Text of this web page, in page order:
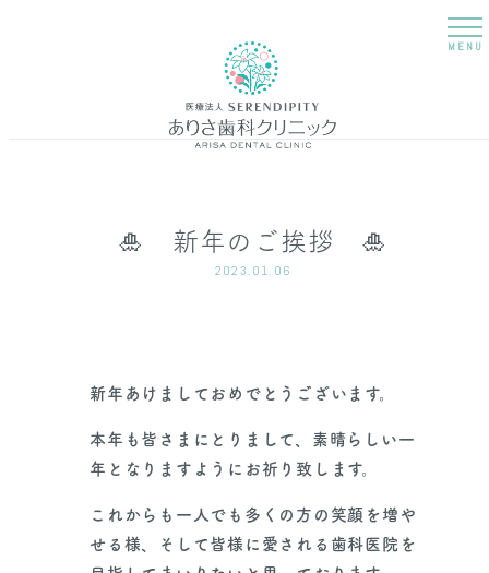
MENU
🎍 新年のご挨拶 🎍
2023.01.06
新年あけましておめでとうございます。
本年も皆さまにとりまして、素晴らしい一
年となりますようにお祈り致します。
これからも一人でも多くの方の笑顔を増や
せる様、そして皆様に愛される歯科医院を